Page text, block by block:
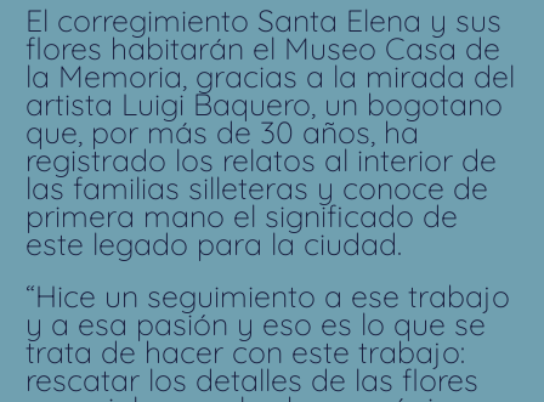
El corregimiento Santa Elena y sus
flores habitarán el Museo Casa de
la Memoria, gracias a la mirada del
artista Luigi Baquero, un bogotano
que, por más de 30 años, ha
registrado los relatos al interior de
las familias silleteras y conoce de
primera mano el significado de
este legado para la ciudad.
“Hice un seguimiento a ese trabajo
y a esa pasión y eso es lo que se
trata de hacer con este trabajo:
rescatar los detalles de las flores